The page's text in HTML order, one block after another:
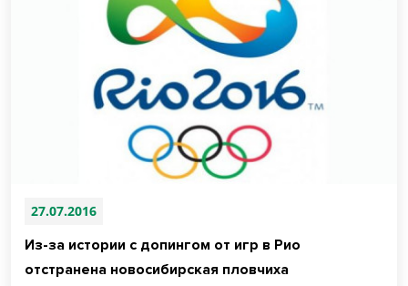
27.07.2016
Из-за истории с допингом от игр в Рио
отстранена новосибирская пловчиха